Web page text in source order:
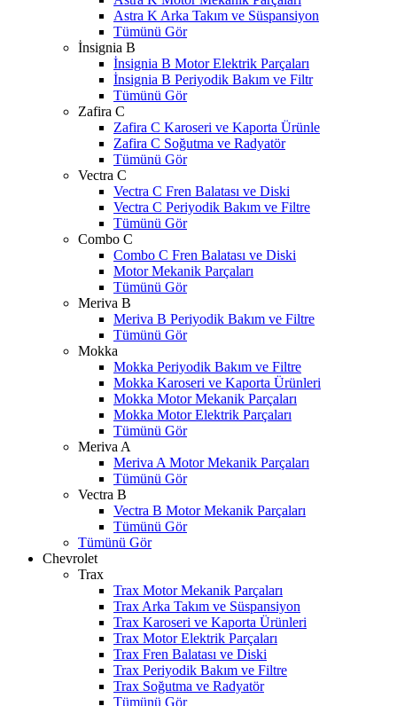
Astra K Arka Takım ve Süspansiyon
Tümünü Gör
İnsignia B
İnsignia B Motor Elektrik Parçaları
İnsignia B Periyodik Bakım ve Filtr
Tümünü Gör
Zafira C
Zafira C Karoseri ve Kaporta Ürünle
Zafira C Soğutma ve Radyatör
Tümünü Gör
Vectra C
Vectra C Fren Balatası ve Diski
Vectra C Periyodik Bakım ve Filtre
Tümünü Gör
Combo C
Combo C Fren Balatası ve Diski
Motor Mekanik Parçaları
Tümünü Gör
Meriva B
Meriva B Periyodik Bakım ve Filtre
Tümünü Gör
Mokka
Mokka Periyodik Bakım ve Filtre
Mokka Karoseri ve Kaporta Ürünleri
Mokka Motor Mekanik Parçaları
Mokka Motor Elektrik Parçaları
Tümünü Gör
Meriva A
Meriva A Motor Mekanik Parçaları
Tümünü Gör
Vectra B
Vectra B Motor Mekanik Parçaları
Tümünü Gör
Tümünü Gör
Chevrolet
Trax
Trax Motor Mekanik Parçaları
Trax Arka Takım ve Süspansiyon
Trax Karoseri ve Kaporta Ürünleri
Trax Motor Elektrik Parçaları
Trax Fren Balatası ve Diski
Trax Periyodik Bakım ve Filtre
Trax Soğutma ve Radyatör
Tümünü Gör